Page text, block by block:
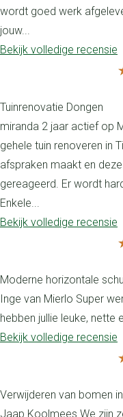
wordt goed werk
jouw...
Bekijk volledige recensie
Tuinrenovatie Dongen
miranda 2 jaar actief op
gehele tuin renoveren in
afspraken maakt en
gereageerd. Er wordt
Enkele...
Bekijk volledige recensie
Moderne horizontale
Inge van Mierlo Super
hebben jullie leuke, nette
Bekijk volledige recensie
Verwijderen van bomen
Jaap Koolmees We zijn